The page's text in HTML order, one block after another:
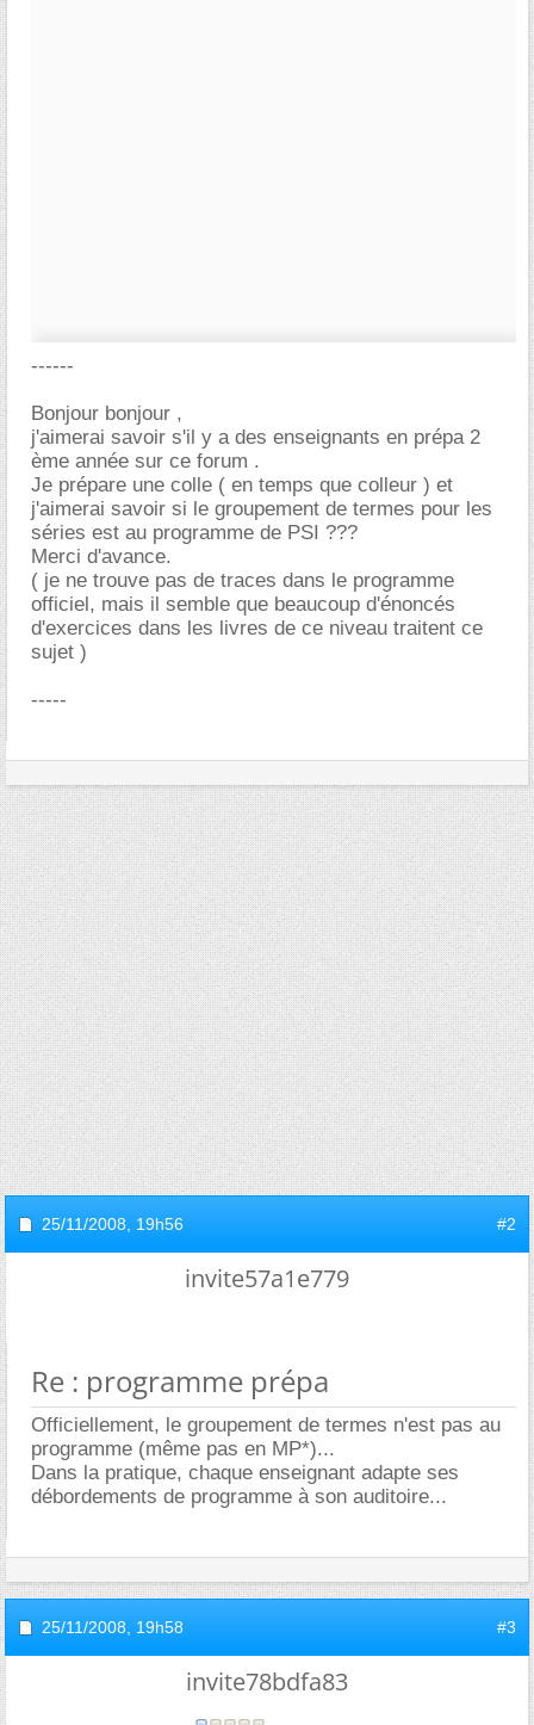
------
Bonjour bonjour ,
j'aimerai savoir s'il y a des enseignants en prépa 2
ème année sur ce forum .
Je prépare une colle ( en temps que colleur ) et
j'aimerai savoir si le groupement de termes pour les
séries est au programme de PSI ???
Merci d'avance.
( je ne trouve pas de traces dans le programme
officiel, mais il semble que beaucoup d'énoncés
d'exercices dans les livres de ce niveau traitent ce
sujet )
-----
25/11/2008, 19h56 #2
invite57a1e779
Re : programme prépa
Officiellement, le groupement de termes n'est pas au
programme (même pas en MP*)...
Dans la pratique, chaque enseignant adapte ses
débordements de programme à son auditoire...
25/11/2008, 19h58 #3
invite78bdfa83